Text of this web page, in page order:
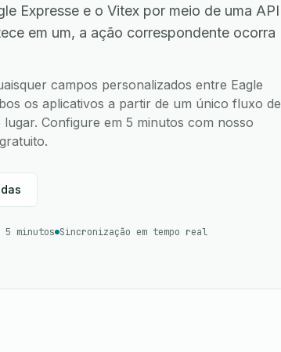
Expresse e o Vitex por meio de uma API
em um, a ação correspondente ocorra
campos personalizados entre Eagle
os aplicativos a partir de um único fluxo de
Configure em 5 minutos com nosso
5 minutos Sincronização em tempo real